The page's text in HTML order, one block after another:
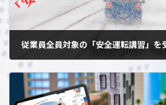
従業員全員対象の「安全運転講習」を
2025年1月27日